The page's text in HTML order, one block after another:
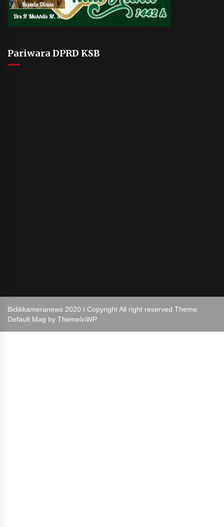
Pariwara DPRD KSB
Bidikkameranews 2020 I Copyright All right reserved Theme:
Default Mag by ThemeInWP